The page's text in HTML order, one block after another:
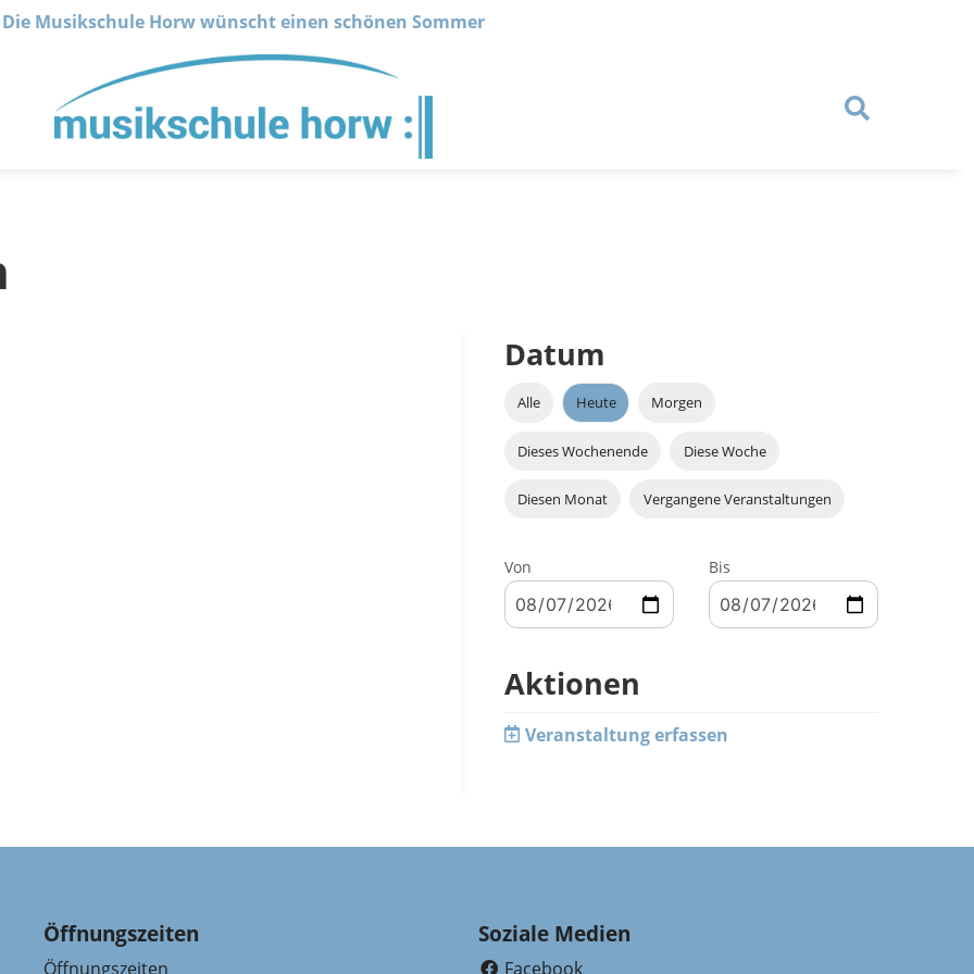
Die Musikschule Horw wünscht einen schönen Sommer
Datum
Alle Heute Morgen
Dieses Wochenende Diese Woche
Diesen Monat Vergangene Veranstaltungen
Von Bis
Aktionen
Veranstaltung erfassen
Öffnungszeiten
Öffnungszeiten
Soziale Medien
Facebook